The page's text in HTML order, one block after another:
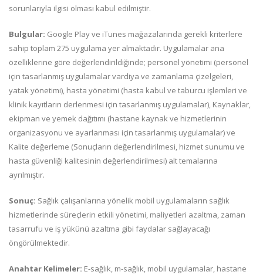
sorunlarıyla ilgisi olması kabul edilmiştir.
Bulgular: Google Play ve iTunes mağazalarında gerekli kriterlere
sahip toplam 275 uygulama yer almaktadır. Uygulamalar ana
özelliklerine göre değerlendirildiğinde; personel yönetimi (personel
için tasarlanmış uygulamalar vardiya ve zamanlama çizelgeleri,
yatak yönetimi), hasta yönetimi (hasta kabul ve taburcu işlemleri ve
klinik kayıtların derlenmesi için tasarlanmış uygulamalar), Kaynaklar,
ekipman ve yemek dağıtımı (hastane kaynak ve hizmetlerinin
organizasyonu ve ayarlanması için tasarlanmış uygulamalar) ve
Kalite değerleme (Sonuçların değerlendirilmesi, hizmet sunumu ve
hasta güvenliği kalitesinin değerlendirilmesi) alt temalarına
ayrılmıştır.
Sonuç: Sağlık çalışanlarına yönelik mobil uygulamaların sağlık
hizmetlerinde süreçlerin etkili yönetimi, maliyetleri azaltma, zaman
tasarrufu ve iş yükünü azaltma gibi faydalar sağlayacağı
öngörülmektedir.
Anahtar Kelimeler: E-sağlık, m-sağlık, mobil uygulamalar, hastane